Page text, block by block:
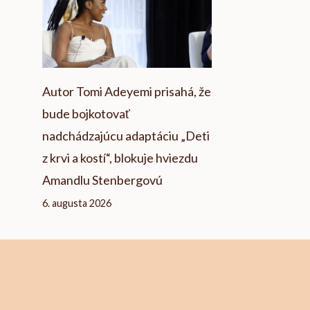
Autor Tomi Adeyemi prisahá, že
bude bojkotovať
nadchádzajúcu adaptáciu „Deti
z krvi a kostí“, blokuje hviezdu
Amandlu Stenbergovú
6. augusta 2026